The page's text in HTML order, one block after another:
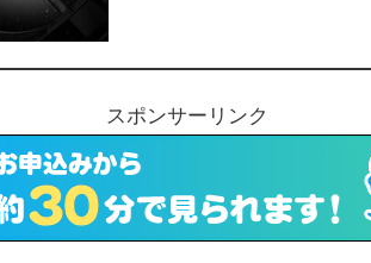
スポンサーリンク